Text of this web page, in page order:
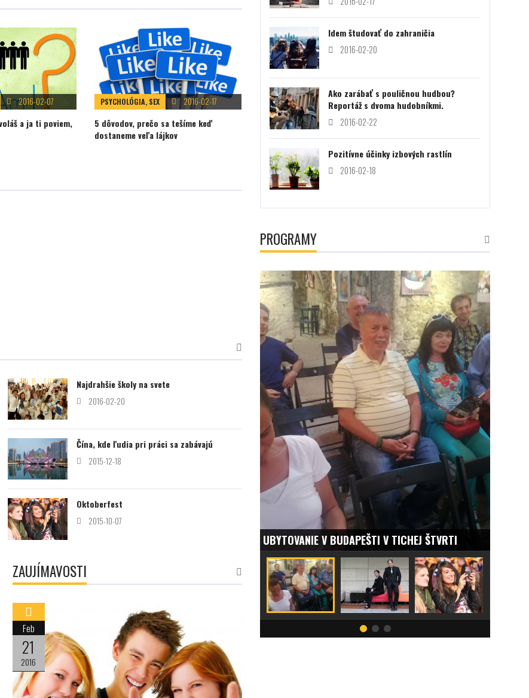
2016-02-07
a ja ti poviem,
PSYCHOLÓGIA, SEX 2016-02-17
5 dôvodov, prečo sa tešíme keď
dostaneme veľa lájkov
Najdrahšie školy na svete
2016-02-20
Čína, kde ľudia pri práci sa zabávajú
2015-12-18
Oktoberfest
2015-10-07
ZAUJÍMAVOSTI
Feb
21
2016
Idem študovať do zahraničia
2016-02-20
Ako zarábať s pouličnou hudbou?
Reportáž s dvoma hudobníkmi.
2016-02-22
Pozitívne účinky izbových rastlín
2016-02-18
PROGRAMY
UBYTOVANIE V BUDAPEŠTI V TICHEJ ŠTVRTI ELEKTRONICKÝ SEN: TO